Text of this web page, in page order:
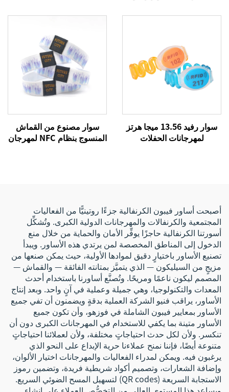
منسوج بنظام NFC
من البوليستر أساور قماشية
سوار رفيد 13.56 ميجا هرتز
لمهرجانات الحفلات
سوار مصنوع من القماش
المنسوج بنظام NFC لمهرجان
أصبحت أساور فيبون الكرنفالية جزءًا روتينيًّا من الفعاليات
المجتمعية والكرنفالات والمهرجانات الدولية الكبرى. وتُشكِّل
أسورتنا الكرنفالية حاجزًا يوفِّر الأمان والحماية من خلال منع
الدخول إلى المناطق المخصصة لمن يرتدي هذه الأساور. ويبدأ
تصنيع الأساور باختيارٍ دقيق لموادها الأولية، حيث يمكن صنعها من
مزيجٍ من السيليكون — الذي يتميَّز بمتانته الفائقة — والقماش —
المصمم ليكون ناعمًا ومريحًا. وتُصنَّع أساورنا باستخدام أحدث
المعدات والتكنولوجيا، وهي جميلة وعملية في آنٍ واحد. وبعد إنتاج
الأساور، يراقب فنيو الشركة العملية بدقةٍ ويضمنون أن تفي جميع
الأساور بمعايير فيبون الشاملة في فوزهو، وأن تكون جميع
الأساور متينة بما يكفي للاستخدام في المهرجانات الكبرى دون أن
تنكسر. ولأن لكل حدث احتياجاتٍ مختلفة، ولأن لعملائنا احتياجاتٍ
متنوعة أيضًا، فإننا نمنح عملاءنا حرية الإبداع على النحو الذي
يرغبون فيه. ويمكن لمدراء الفعاليات والمهرجانات اختيار الألوان،
وإضافة الشعارات، وتصميم أكواد شريطية فريدة، وتضمين رموز
الاستجابة السريعة (QR codes) لتسهيل المسح الضوئي السريع.